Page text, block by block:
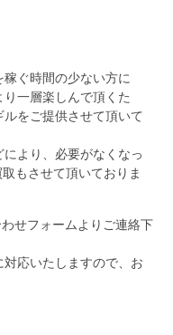
稼ぐ時間の少ない方に
り一層楽しんで頂くた
ルをご提供させて頂いて
により、必要がなくなっ
もさせて頂いておりま
せフォームよりご連絡下
応いたしますので、お